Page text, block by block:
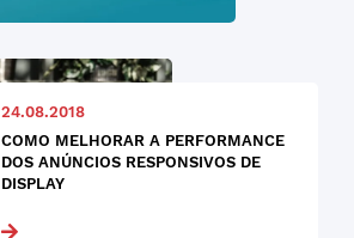
24.08.2018
COMO MELHORAR A PERFORMANCE
DOS ANÚNCIOS RESPONSIVOS DE
DISPLAY